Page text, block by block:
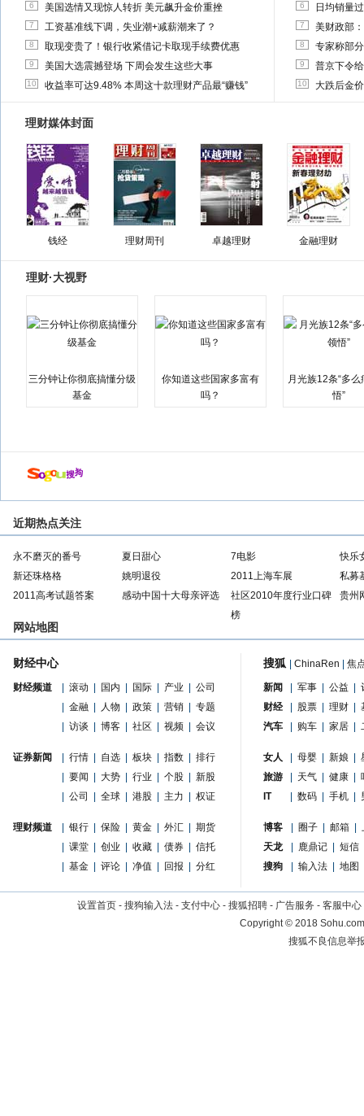
6 美国选情又现惊人转折 美元飙升金价重挫
7 工资基准线下调，失业潮+减薪潮来了？
8 取现变贵了！银行收紧借记卡取现手续费优惠
9 美国大选震撼登场 下周会发生这些大事
10 收益率可达9.48% 本周这十款理财产品最“赚钱”
6 日均销量
7 美财政部
8 专家称部
9 普京下令
10 大跌后金
理财媒体封面
钱经 理财周刊 卓越理财 金融理财
理财·大视野
三分钟让你彻底搞懂分级
基金
你知道这些国家多富有
吗？
月光族12条“多么
悟”
近期热点关注
永不磨灭的番号 夏日甜心 7电影
快乐
新还珠格格
姚明退役 2011上海车展
私募
2011高考试题答案
感动中国十大母亲评选
社区2010年度行业口碑
榜
贵州
网站地图
财经中心
财经频道 滚动 国内 国际 产业
公司
金融 人物 政策 营销
专题
访谈 博客 社区 视频 会议
证券新闻 行情 自选 板块 指数
排行
要闻 大势 行业 个股
新股
公司 全球 港股 主力 权证
理财频道 银行 保险 黄金 外汇
期货
课堂 创业 收藏 债券
信托
基金 评论 净值 回报 分红
搜狐 ChinaRen 焦
新闻 军事 公益
财经
股票 理财
汽车
购车 家居
女人 母婴 新娘
旅游
天气 健康
IT
数码 手机
博客 圈子 邮箱
天龙
鹿鼎记
短信
搜狗
输入法 地图
设置首页 - 搜狗输入法 - 支付中心 - 搜狐招聘 - 广告服务 - 客服中心
Copyright©2018
搜狐不良信息举